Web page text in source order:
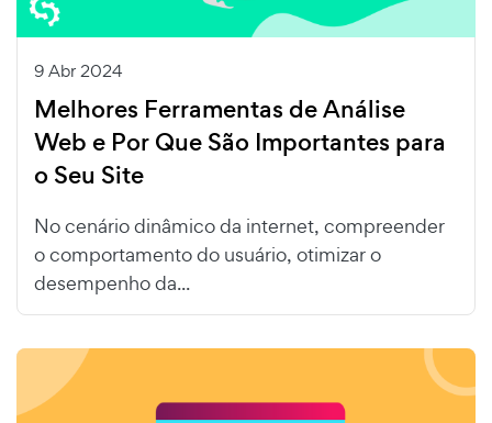
9 Abr 2024
Melhores Ferramentas de Análise
Web e Por Que São Importantes para
o Seu Site
No cenário dinâmico da internet, compreender
o comportamento do usuário, otimizar o
desempenho da...